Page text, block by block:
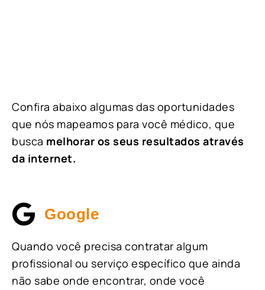
Confira abaixo algumas das oportunidades
que nós mapeamos para você médico, que
busca melhorar os seus resultados através
da internet.
Google
Quando você precisa contratar algum
profissional ou serviço específico que ainda
não sabe onde encontrar, onde você